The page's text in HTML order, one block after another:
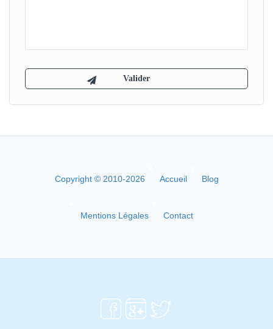
Copyright © 2010-2026 Accueil Blog
Mentions Légales Contact